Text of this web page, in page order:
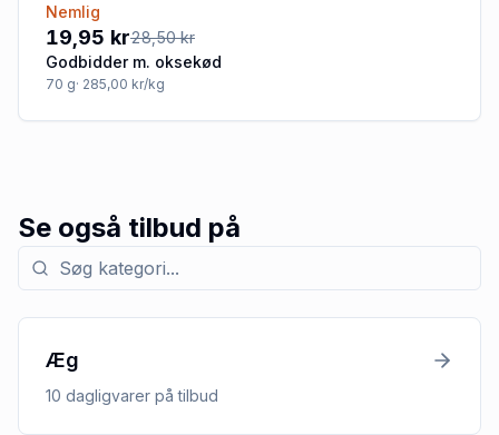
-30%
Nemlig
19,95 kr28,50 kr
Godbidder m. oksekød
70 g· 285,00 kr/kg
Se også tilbud på
Søg efter kategori med tilbud
Æg
10 dagligvarer på tilbud